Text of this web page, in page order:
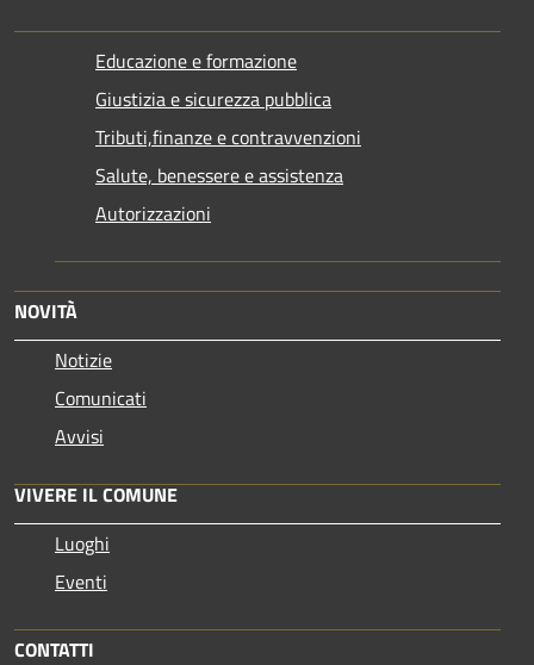
Educazione e formazione
Giustizia e sicurezza pubblica
Tributi,finanze e contravvenzioni
Salute, benessere e assistenza
Autorizzazioni
NOVITÀ
Notizie
Comunicati
Avvisi
VIVERE IL COMUNE
Luoghi
Eventi
CONTATTI